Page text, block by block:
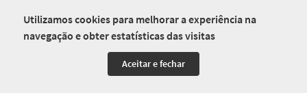
Utilizamos cookies para melhorar a experiência na
navegação e obter estatísticas das visitas
Aceitar e fechar